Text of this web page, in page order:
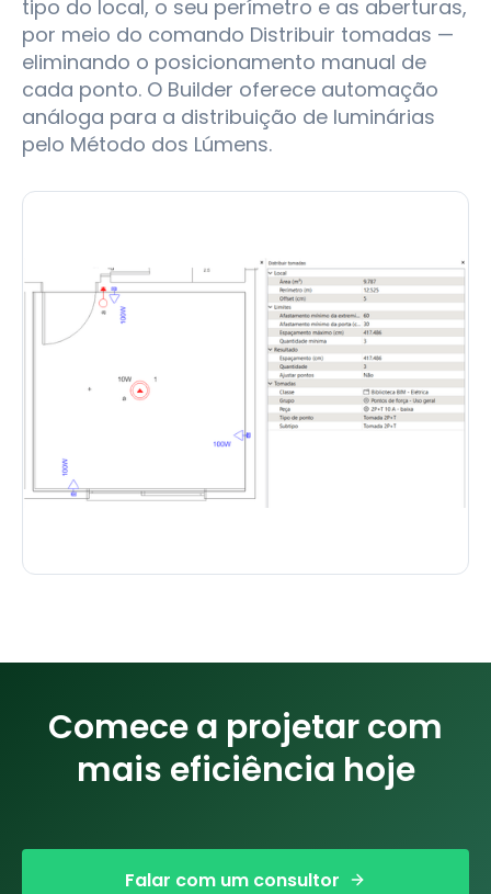
tipo do local, o seu perímetro e as aberturas,
por meio do comando Distribuir tomadas —
eliminando o posicionamento manual de
cada ponto. O Builder oferece automação
análoga para a distribuição de luminárias
pelo Método dos Lúmens.
Comece a projetar com
mais eficiência hoje
Falar com um consultor